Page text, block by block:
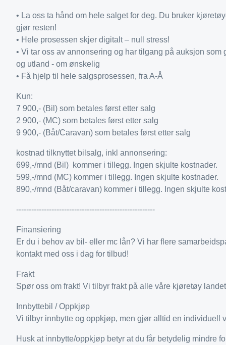
• La oss ta hånd om hele salget for deg. Du bruker
gjør resten!
• Hele prosessen skjer digitalt – null stress!
• Vi tar oss av annonsering og har tilgang på auksjon som
og utland - om ønskelig
• Få hjelp til hele salgsprosessen, fra A-Å
Kun:
7 900,- (Bil) som betales først etter salg
2 900,- (MC) som betales først etter salg
9 900,- (Båt/Caravan) som betales først etter salg
kostnad tilknyttet bilsalg, inkl annonsering:
699,-/mnd (Bil) kommer i tillegg. Ingen skjulte kostnader.
599,-/mnd (MC) kommer i tillegg. Ingen skjulte kostnader.
890,-/mnd (Båt/caravan) kommer i tillegg. Ingen skjulte
-------------------------------------------------------
Finansiering
Er du i behov av bil- eller mc lån? Vi har flere
kontakt med oss i dag for tilbud!
Frakt
Spør oss om frakt! Vi tilbyr frakt på alle våre kjøretøy
Innbyttebil / Oppkjøp
Vi tilbyr innbytte og oppkjøp, men gjør alltid en individuell
Husk at innbytte/oppkjøp betyr at du får betydelig mindre